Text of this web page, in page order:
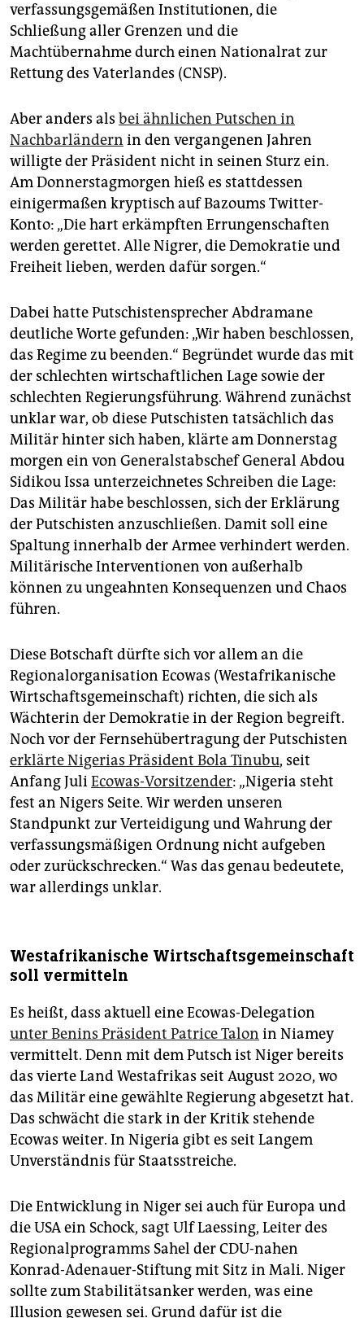
verfassungsgemäßen Institutionen, die
Schließung aller Grenzen und die
Machtübernahme durch einen Nationalrat zur
Rettung des Vaterlandes (CNSP).
Aber anders als bei ähnlichen Putschen in
Nachbarländern in den vergangenen Jahren
willigte der Präsident nicht in seinen Sturz ein.
Am Donnerstagmorgen hieß es stattdessen
einigermaßen kryptisch auf Bazoums Twitter-
Konto: „Die hart erkämpften Errungenschaften
werden gerettet. Alle Nigrer, die Demokratie und
Freiheit lieben, werden dafür sorgen.“
Dabei hatte Putschistensprecher Abdramane
deutliche Worte gefunden: „Wir haben beschlossen,
das Regime zu beenden.“ Begründet wurde das mit
der schlechten wirtschaftlichen Lage sowie der
schlechten Regierungsführung. Während zunächst
unklar war, ob diese Putschisten tatsächlich das
Militär hinter sich haben, klärte am Donnerstag
morgen ein von Generalstabschef General Abdou
Sidikou Issa unterzeichnetes Schreiben die Lage:
Das Militär habe beschlossen, sich der Erklärung
der Putschisten anzuschließen. Damit soll eine
Spaltung innerhalb der Armee verhindert werden.
Militärische Interventionen von außerhalb
können zu ungeahnten Konsequenzen und Chaos
führen.
Diese Botschaft dürfte sich vor allem an die
Regionalorganisation Ecowas (Westafrikanische
Wirtschaftsgemeinschaft) richten, die sich als
Wächterin der Demokratie in der Region begreift.
Noch vor der Fernsehübertragung der Putschisten
erklärte Nigerias Präsident Bola Tinubu, seit
Anfang JuliEcowas-Vorsitzender: „Nigeria steht
fest an Nigers Seite. Wir werden unseren
Standpunkt zur Verteidigung und Wahrung der
verfassungsmäßigen Ordnung nicht aufgeben
oder zurückschrecken.“ Was das genau bedeutete,
war allerdings unklar.
Westafrikanische Wirtschaftsgemeinschaft
soll vermitteln
Es heißt, dass aktuell eine Ecowas-Delegation
unter Benins Präsident Patrice Talon in Niamey
vermittelt. Denn mit dem Putsch ist Niger bereits
das vierte Land Westafrikas seit August 2020, wo
das Militär eine gewählte Regierung abgesetzt hat.
Das schwächt die stark in der Kritik stehende
Ecowas weiter. In Nigeria gibt es seit Langem
Unverständnis für Staatsstreiche.
Die Entwicklung in Niger sei auch für Europa und
die USA ein Schock, sagt Ulf Laessing, Leiter des
Regionalprogramms Sahel der CDU-nahen
Konrad-Adenauer-Stiftung mit Sitz in Mali. Niger
sollte zum Stabilitätsanker werden, was eine
Illusion gewesen sei. Grund dafür ist die